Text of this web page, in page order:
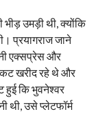
भीड़ उमड़ी थी, क्योंकि
प्रयागराज जाने
एक्सप्रेस और
खरीद रहे थे और
हुई कि भुवनेश्वर
थी, उसे प्लेटफॉर्म